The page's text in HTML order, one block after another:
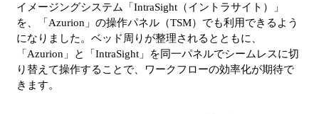
イメージングシステム「IntraSight（イントラサイト）」
を、「Azurion」の操作パネル（TSM）でも利用できるよう
になりました。ベッド周りが整理されるとともに、
「Azurion」と「IntraSight」を同一パネルでシームレスに切
り替えて操作することで、ワークフローの効率化が期待で
きます。